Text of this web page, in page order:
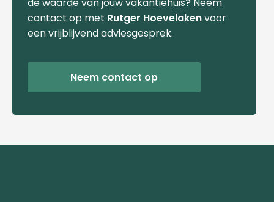
contact op met Rutger Hoevelakenvoor
een vrijblijvend adviesgesprek.
Neem contact op